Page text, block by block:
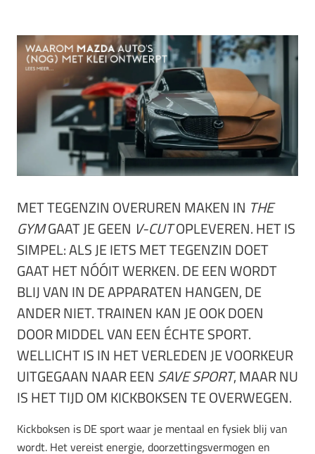
MET TEGENZIN OVERUREN MAKEN IN THE
GYMGAAT JE GEEN V-CUTOPLEVEREN. HET IS
SIMPEL: ALS JE IETS MET TEGENZIN DOET
GAAT HET NÓÓIT WERKEN. DE EEN WORDT
BLIJ VAN IN DE APPARATEN HANGEN, DE
ANDER NIET. TRAINEN KAN JE OOK DOEN
DOOR MIDDEL VAN EEN ÉCHTE SPORT.
WELLICHT IS IN HET VERLEDEN JE VOORKEUR
UITGEGAAN NAAR EEN SAVE SPORT, MAAR NU
IS HET TIJD OM KICKBOKSEN TE OVERWEGEN.
Kickboksen is DE sport waar je mentaal en fysiek blij van
wordt. Het vereist energie, doorzettingsvermogen en